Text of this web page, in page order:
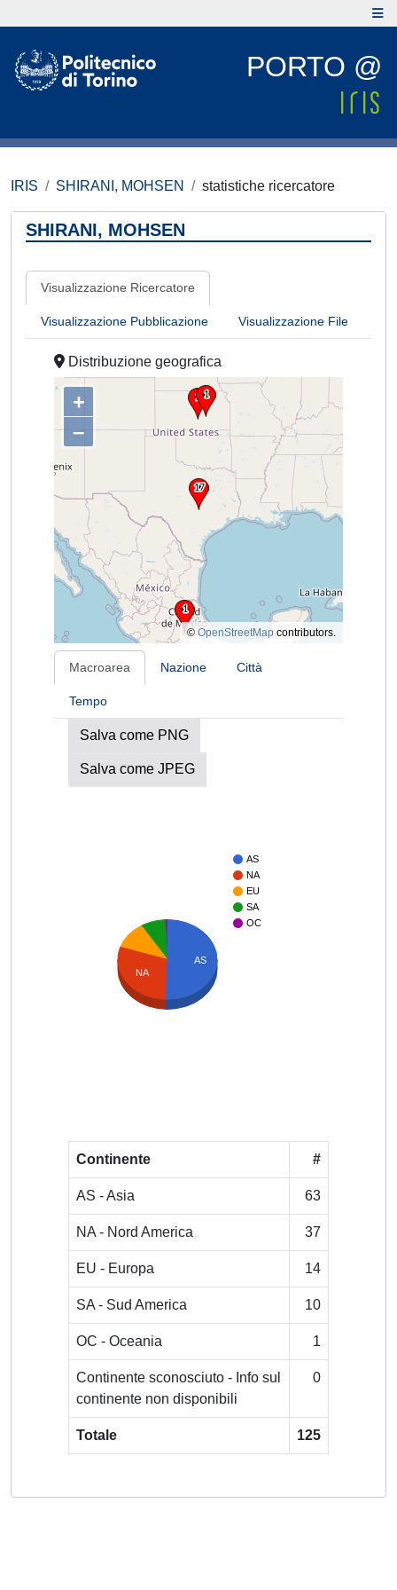
PORTO @
IRIS SHIRANI, MOHSEN statistiche ricercatore
SHIRANI, MOHSEN
Visualizzazione Ricercatore
Visualizzazione Pubblicazione Visualizzazione File
Distribuzione geografica
+
–
© OpenStreetMap contributors.
Macroarea Nazione Città
Tempo
Salva come PNG
Salva come JPEG
AS
NA
EU
SA
OC
NA
AS
Continente #
AS - Asia 63
NA - Nord America 37
EU - Europa 14
SA - Sud America 10
OC - Oceania 1
Continente sconosciuto - Info sul
continente non disponibili
0
Totale 125